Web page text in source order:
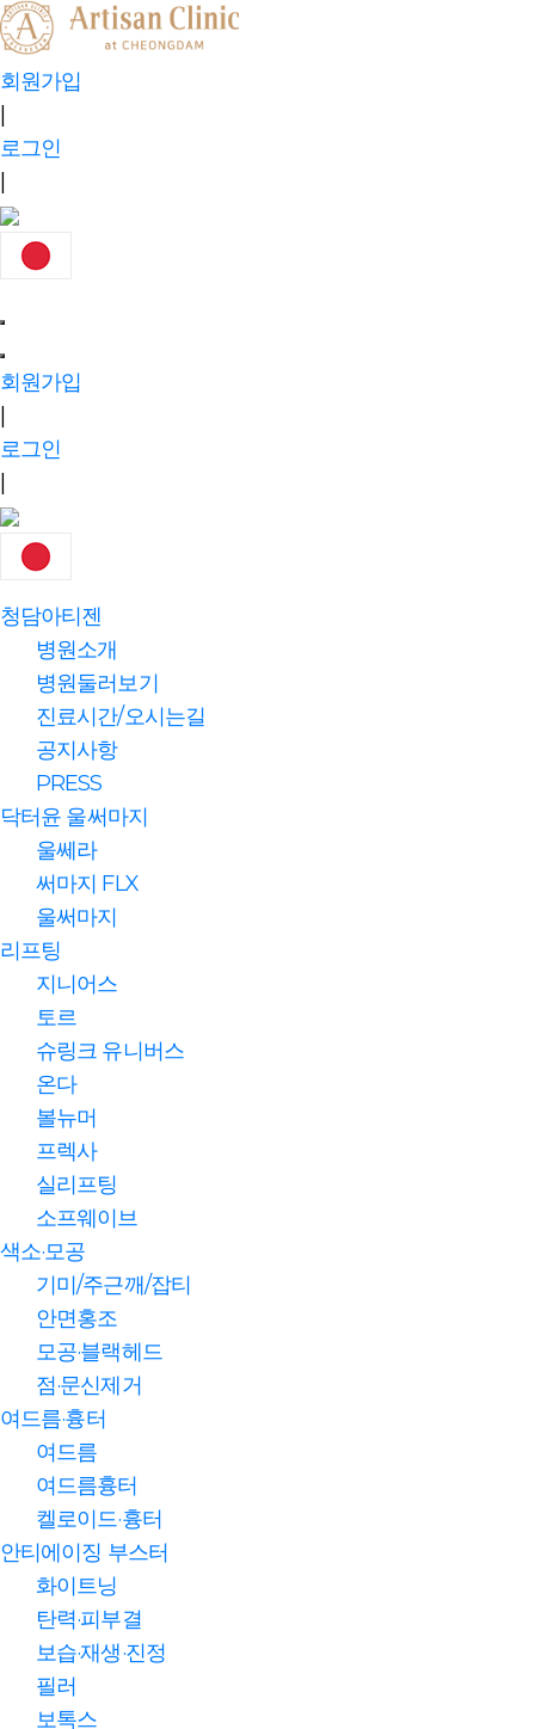
회원가입
로그인
회원가입
로그인
청담아티젠
병원소개
병원둘러보기
진료시간/오시는길
공지사항
PRESS
닥터윤 울써마지
울쎄라
써마지 FLX
울써마지
리프팅
지니어스
토르
슈링크 유니버스
온다
볼뉴머
프렉사
실리프팅
소프웨이브
색소·모공
기미/주근깨/잡티
안면홍조
모공·블랙헤드
점·문신제거
여드름·흉터
여드름
여드름흉터
켈로이드·흉터
안티에이징 부스터
화이트닝
탄력·피부결
보습·재생·진정
필러
보톡스